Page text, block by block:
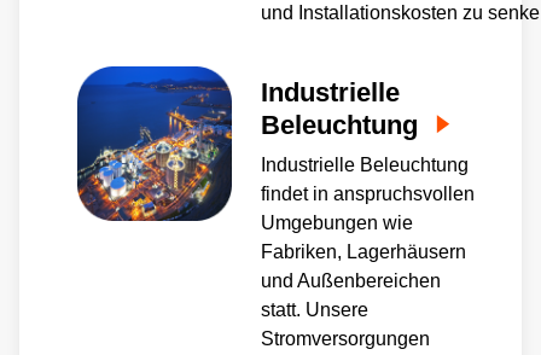
und Installationskosten zu
Industrielle
Beleuchtung
Industrielle Beleuchtung
findet in anspruchsvollen
Umgebungen wie
Fabriken, Lagerhäusern
und Außenbereichen
statt. Unsere
Stromversorgungen